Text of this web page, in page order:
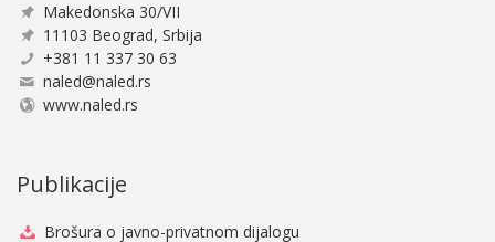
Makedonska 30/VII
11103 Beograd, Srbija
+381 11 337 30 63
naled@naled.rs
www.naled.rs
Publikacije
Brošura o javno-privatnom dijalogu